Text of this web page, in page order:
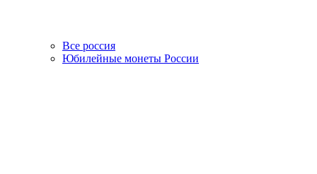
Все россия
Юбилейные монеты России